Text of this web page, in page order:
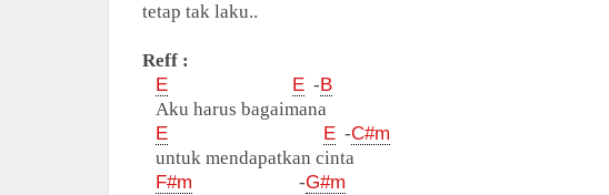
tetap tak laku..
Reff :
E
E -B
Aku harus bagaimana
E
E -C#m
untuk mendapatkan cinta
F#m -G#m